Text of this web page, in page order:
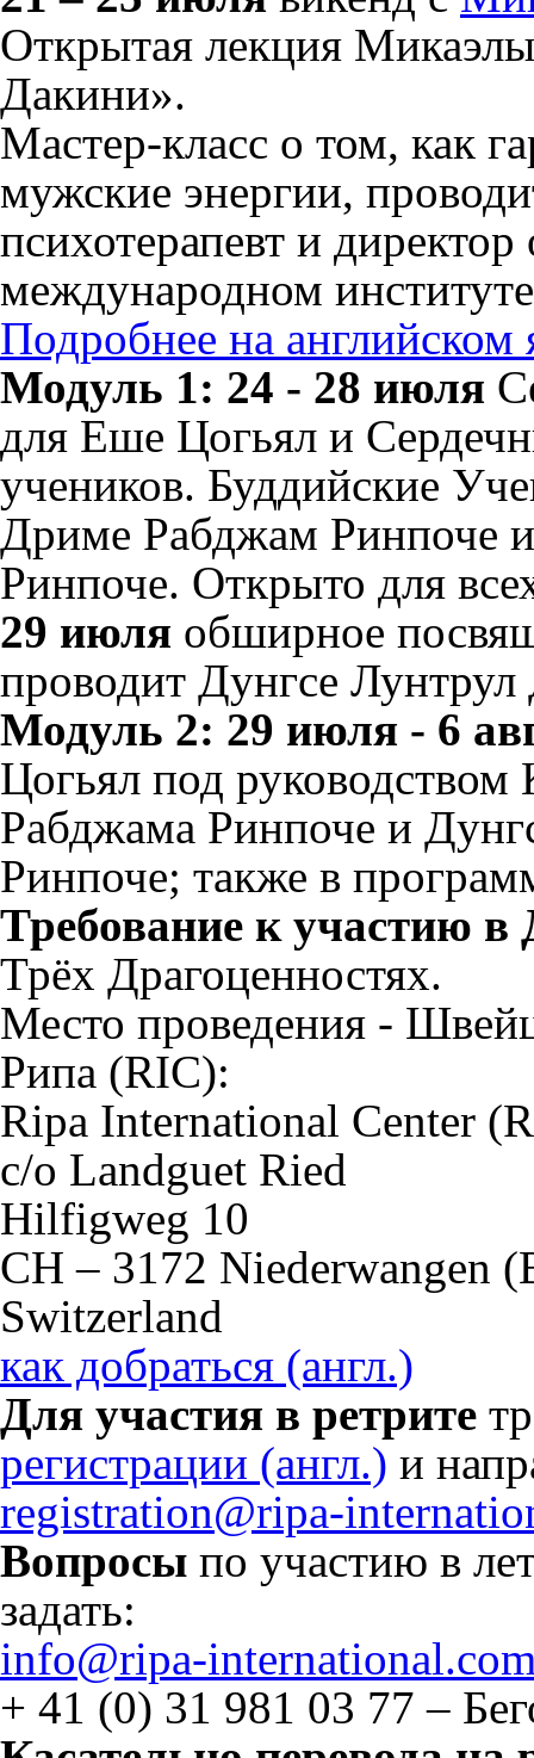
Открытая лекция
Дакини».
Мастер-класс о том, как
мужские энергии,
психотерапевт и
международном
Подробнее на английском
Модуль 1: 24 - 28 июля
для Еше Цогьял и
учеников. Буддийские
Дриме Рабджам Ринпоче
Ринпоче. Открыто для
29 июля обширное
проводит Дунгсе
Модуль 2: 29 июля - 6
Цогьял под
Рабджама Ринпоче и
Ринпоче; также в
Требование к участию в
Трёх Драгоценностях.
Место проведения -
Рипа (RIC):
Ripa International Center
c/o Landguet Ried
Hilfigweg 10
CH – 3172 Niederwangen
Switzerland
как добраться (англ.)
Для участия в ретрите
регистрации (англ.) и
registration@ripa-
Вопросы по участию в
задать:
info@ripa-
+ 41 (0) 31 981 03 77 –